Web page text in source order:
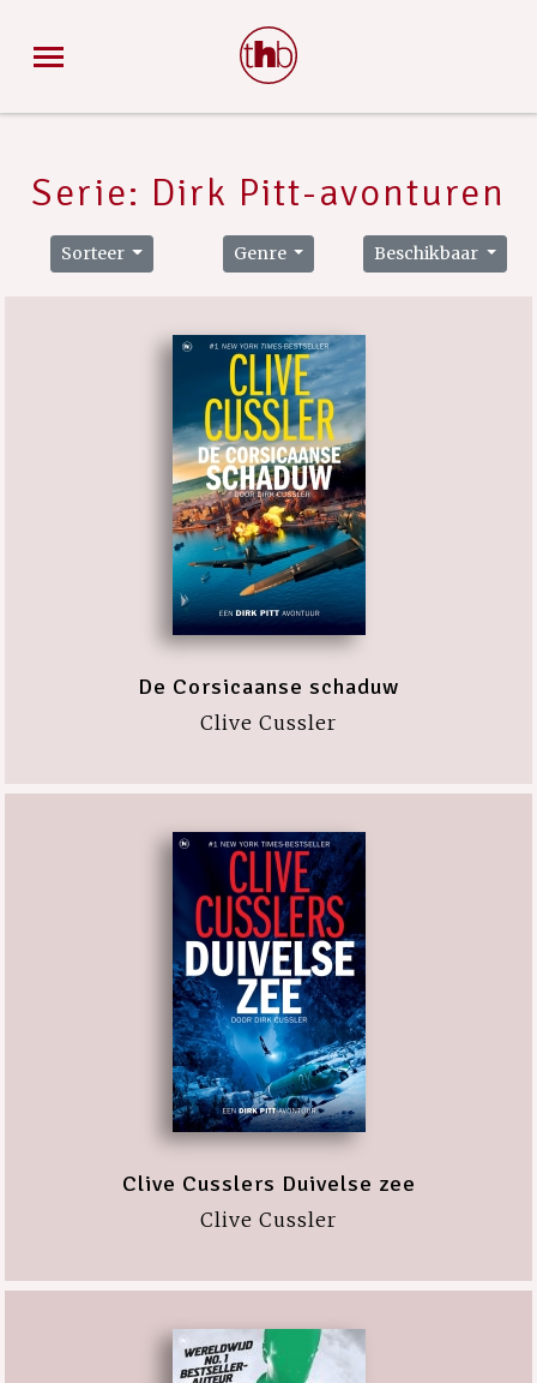
Serie: Dirk Pitt-avonturen
Sorteer Genre Beschikbaar
De Corsicaanse schaduw
Clive Cussler
Clive Cusslers Duivelse zee
Clive Cussler